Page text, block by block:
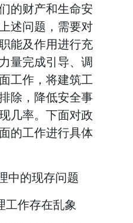
的财产和生命安
述问题，需要对
能及作用进行充
量完成引导、调
工作，将建筑工
除，降低安全事
几率。下面对政
的工作进行具体
中的现存问题
工作存在乱象